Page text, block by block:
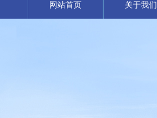
网站首页 关于我们